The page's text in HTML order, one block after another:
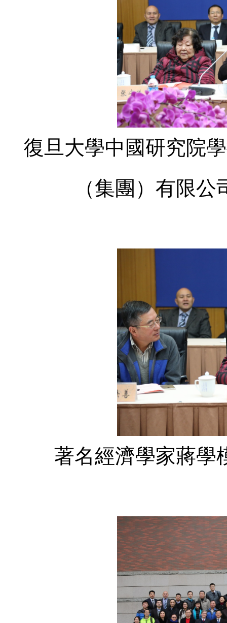
復旦大學中國研究院
（集團 ）有限公
著名經濟學家蔣學